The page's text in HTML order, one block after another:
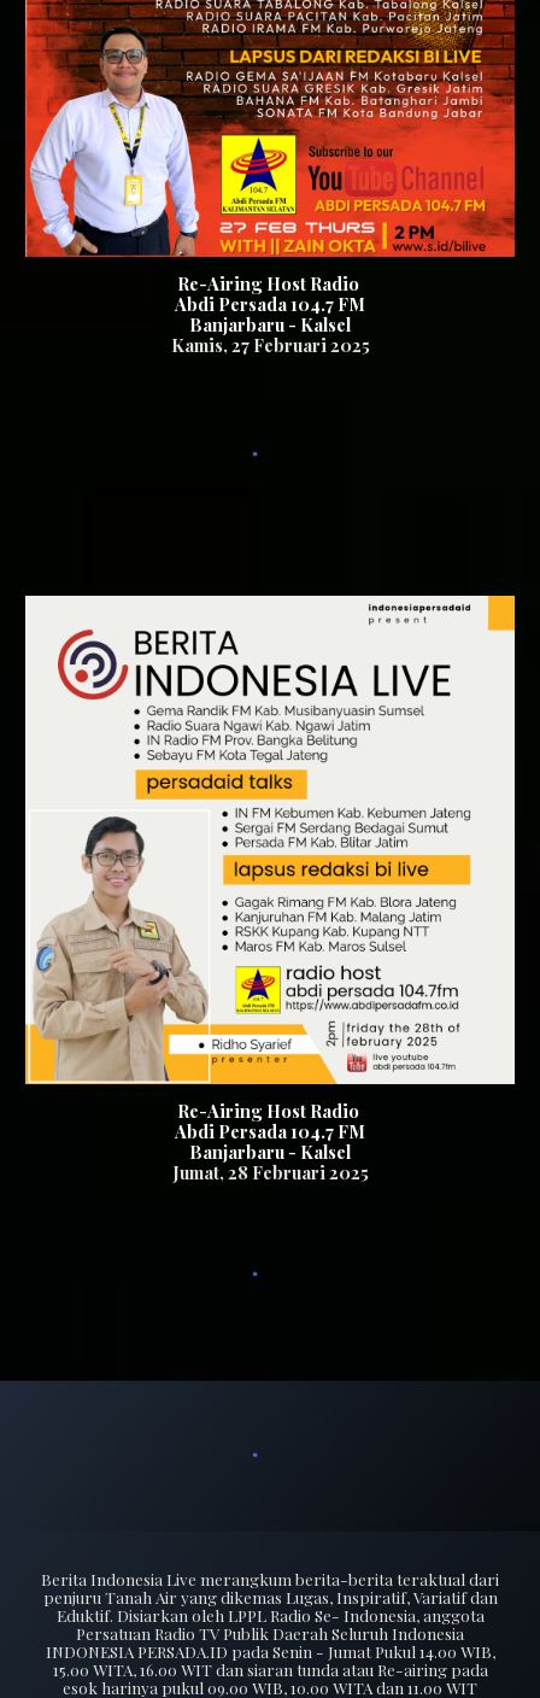
Re-Airing Host Radio
Abdi Persada 104.7 FM
Banjarbaru - Kalsel
Kamis, 27Februari 2025
Re-Airing Host Radio
Abdi Persada 104.7 FM
Banjarbaru - Kalsel
Jumat, 28Februari 2025
Berita Indonesia Live merangkum berita-berita teraktual dari
penjuru Tanah Air yang dikemas Lugas, Inspiratif, Variatif dan
Eduktif. Disiarkan oleh LPPL Radio Se- Indonesia, anggota
Persatuan Radio TV Publik Daerah Seluruh Indonesia
INDONESIA PERSADA.ID pada Senin - Jumat Pukul 14.00 WIB,
15.00 WITA, 16.00 WIT dan siaran tunda atau Re-airing pada
esok harinya pukul 09.00 WIB, 10.00 WITA dan 11.00 WIT